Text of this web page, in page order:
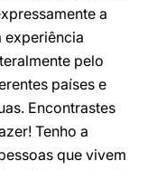
a
experiência
pelo
países e
Encontrastes
Tenho a
que vivem